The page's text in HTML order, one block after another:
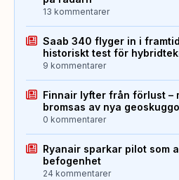
13 kommentarer
Saab 340 flyger in i
historiskt test för
9 kommentarer
Finnair lyfter från förlust –
bromsas av nya
0 kommentarer
Ryanair sparkar pilot som
befogenhet
24 kommentarer